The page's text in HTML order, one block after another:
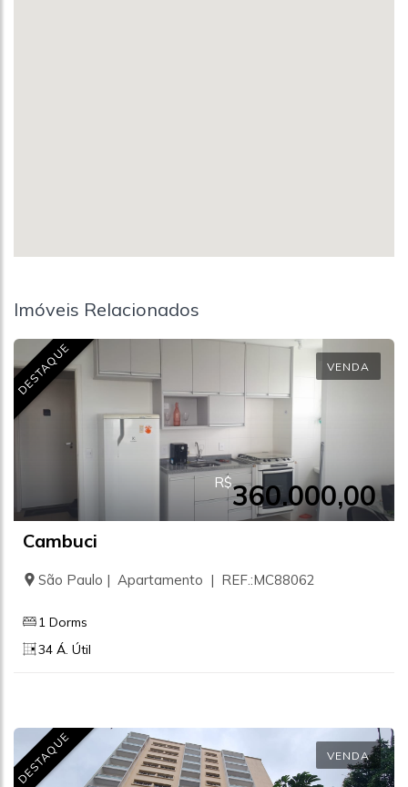
Imóveis Relacionados
DESTAQUE VENDA
R$360.000,00
Cambuci
São Paulo | Apartamento | REF.:MC88062
1 Dorms
34 Á. Útil
DESTAQUE VENDA